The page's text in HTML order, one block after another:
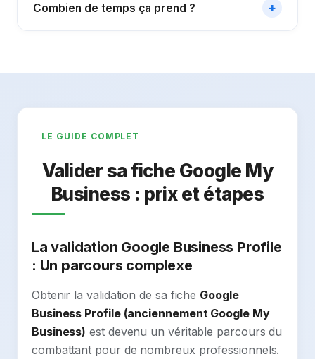
Combien de temps ça prend ? +
LE GUIDE COMPLET
Valider sa fiche Google My
Business : prix et étapes
La validation Google Business Profile
: Un parcours complexe
Obtenir la validation de sa fiche Google
Business Profile (anciennement Google My
Business) est devenu un véritable parcours du
combattant pour de nombreux professionnels.